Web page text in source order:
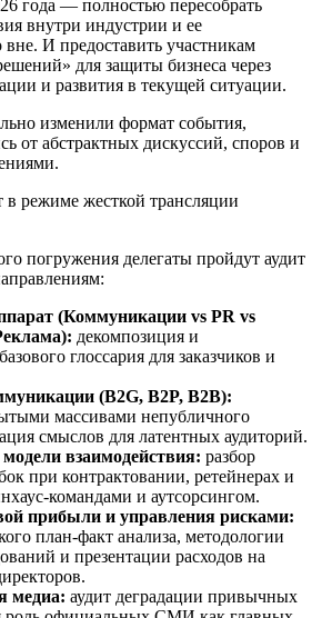
года — полностью пересобрать
внутри индустрии и ее
И предоставить участникам
для защиты бизнеса через
и развития в текущей ситуации.
изменили формат события,
от абстрактных дискуссий, споров и
режиме жесткой трансляции
погружения делегаты пройдут аудит
(Коммуникации vs PR vs
декомпозиция и
глоссария для заказчиков и
(B2G, B2P, B2B):
массивами непубличного
смыслов для латентных аудиторий.
взаимодействия: разбор
при контрактовании, ретейнерах и
командами и аутсорсингом.
прибыли и управления рисками:
план-факт анализа, методологии
и презентации расходов на
медиа: аудит деградации привычных